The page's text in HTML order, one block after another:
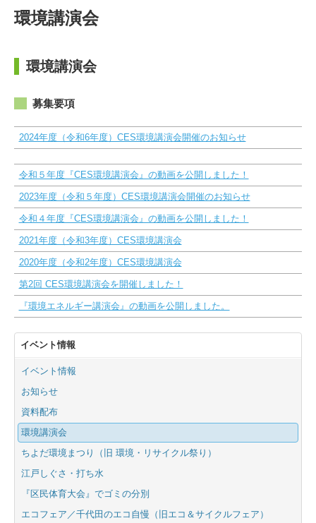
環境講演会
環境講演会
募集要項
2024年度（令和6年度）CES環境講演会開催のお知らせ
令和５年度『CES環境講演会』の動画を公開しました！
2023年度（令和５年度）CES環境講演会開催のお知らせ
令和４年度『CES環境講演会』の動画を公開しました！
2021年度（令和3年度）CES環境講演会
2020年度（令和2年度）CES環境講演会
第2回 CES環境講演会を開催しました！
『環境エネルギー講演会』の動画を公開しました。
イベント情報
イベント情報
お知らせ
資料配布
環境講演会
ちよだ環境まつり（旧 環境・リサイクル祭り）
江戸しぐさ・打ち水
『区民体育大会』でゴミの分別
エコフェア／千代田のエコ自慢（旧エコ＆サイクルフェア）